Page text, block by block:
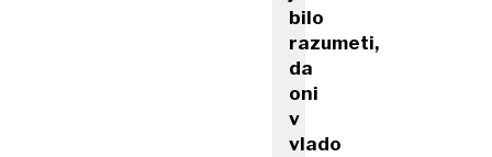
bilo
razumeti,
da
oni
v
vlado